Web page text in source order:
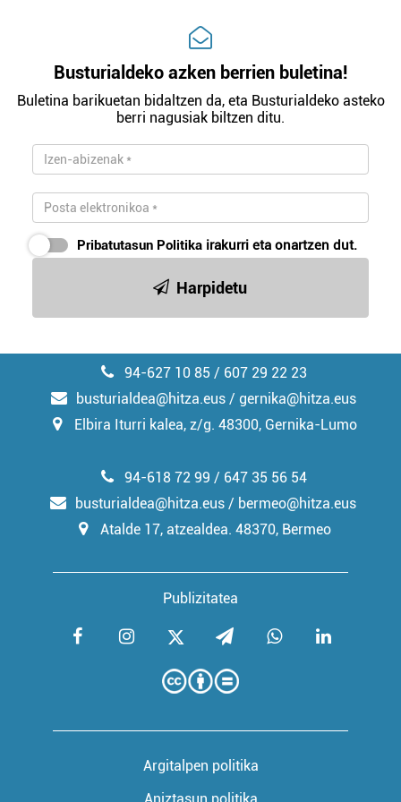
Busturialdeko azken berrien buletina!
Buletina barikuetan bidaltzen da, eta Busturialdeko asteko
berri nagusiak biltzen ditu.
Pribatutasun Politika irakurri eta onartzen dut.
Harpidetu
94-627 10 85 / 607 29 22 23
busturialdea@hitza.eus / gernika@hitza.eus
Elbira Iturri kalea, z/g. 48300, Gernika-Lumo
Publizitatea
94-618 72 99 / 647 35 56 54
busturialdea@hitza.eus / bermeo@hitza.eus
Atalde 17, atzealdea. 48370, Bermeo
Argitalpen politika
Aniztasun politika